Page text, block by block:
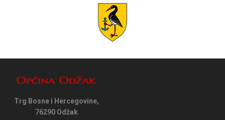
Trg Bosne i Hercegovine,
76290 Odžak